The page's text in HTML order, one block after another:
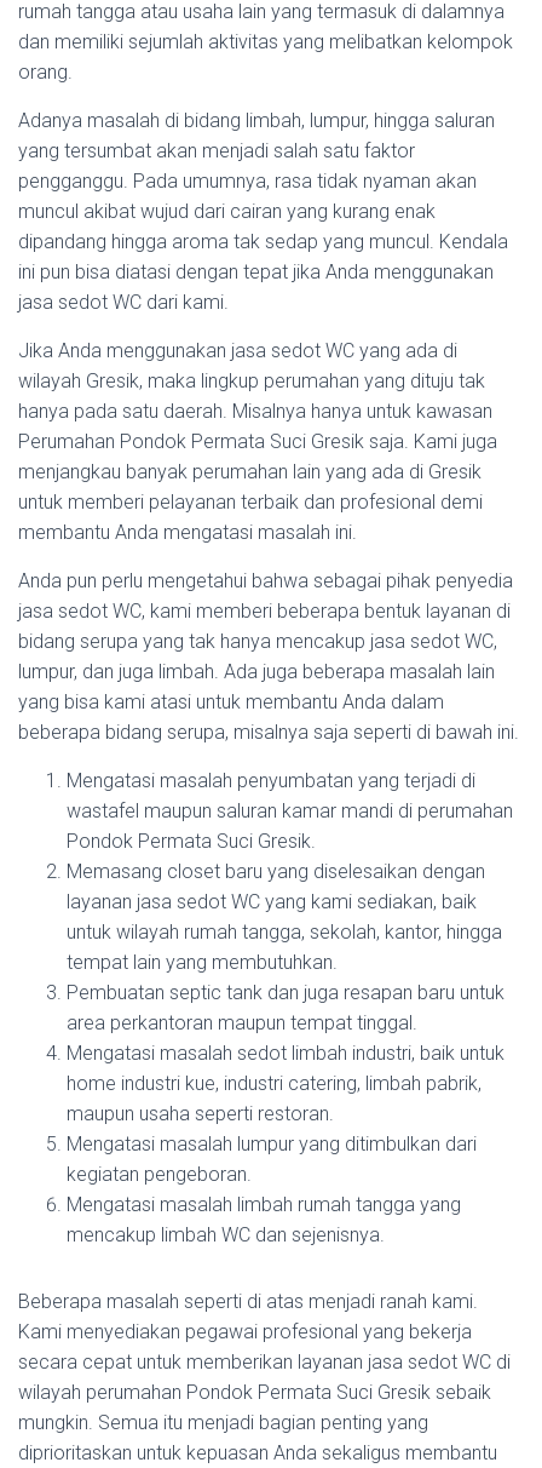
rumah tangga atau usaha lain yang termasuk di dalamnya
dan memiliki sejumlah aktivitas yang melibatkan kelompok
orang.
Adanya masalah di bidang limbah, lumpur, hingga saluran
yang tersumbat akan menjadi salah satu faktor
pengganggu. Pada umumnya, rasa tidak nyaman akan
muncul akibat wujud dari cairan yang kurang enak
dipandang hingga aroma tak sedap yang muncul. Kendala
ini pun bisa diatasi dengan tepat jika Anda menggunakan
jasa sedot WC dari kami.
Jika Anda menggunakan jasa sedot WC yang ada di
wilayah Gresik, maka lingkup perumahan yang dituju tak
hanya pada satu daerah. Misalnya hanya untuk kawasan
Perumahan Pondok Permata Suci Gresik saja. Kami juga
menjangkau banyak perumahan lain yang ada di Gresik
untuk memberi pelayanan terbaik dan profesional demi
membantu Anda mengatasi masalah ini.
Anda pun perlu mengetahui bahwa sebagai pihak penyedia
jasa sedot WC, kami memberi beberapa bentuk layanan di
bidang serupa yang tak hanya mencakup jasa sedot WC,
lumpur, dan juga limbah. Ada juga beberapa masalah lain
yang bisa kami atasi untuk membantu Anda dalam
beberapa bidang serupa, misalnya saja seperti di bawah ini.
Mengatasi masalah penyumbatan yang terjadi di
wastafel maupun saluran kamar mandi di perumahan
Pondok Permata Suci Gresik.
Memasang closet baru yang diselesaikan dengan
layanan jasa sedot WC yang kami sediakan, baik
untuk wilayah rumah tangga, sekolah, kantor, hingga
tempat lain yang membutuhkan.
Pembuatan septic tank dan juga resapan baru untuk
area perkantoran maupun tempat tinggal.
Mengatasi masalah sedot limbah industri, baik untuk
home industri kue, industri catering, limbah pabrik,
maupun usaha seperti restoran.
Mengatasi masalah lumpur yang ditimbulkan dari
kegiatan pengeboran.
Mengatasi masalah limbah rumah tangga yang
mencakup limbah WC dan sejenisnya.
Beberapa masalah seperti di atas menjadi ranah kami.
Kami menyediakan pegawai profesional yang bekerja
secara cepat untuk memberikan layanan jasa sedot WC di
wilayah perumahan Pondok Permata Suci Gresik sebaik
mungkin. Semua itu menjadi bagian penting yang
diprioritaskan untuk kepuasan Anda sekaligus membantu